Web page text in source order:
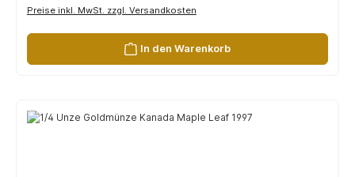
Preise inkl. MwSt. zzgl. Versandkosten
In den Warenkorb